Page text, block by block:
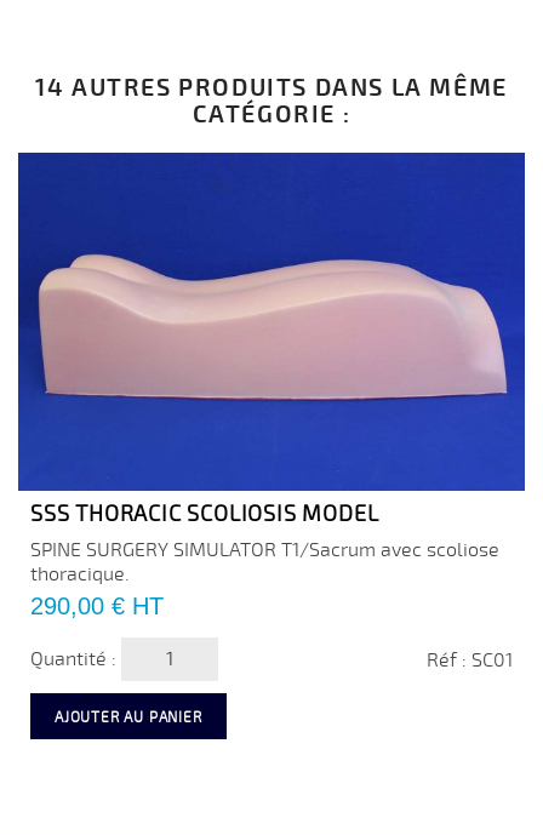
14 AUTRES PRODUITS DANS LA MÊME
CATÉGORIE :
SSS THORACIC SCOLIOSIS MODEL
SPINE SURGERY SIMULATOR T1/Sacrum avec scoliose
thoracique.
Prix
290,00 € HT
Quantité : Réf : SC01
AJOUTER AU PANIER